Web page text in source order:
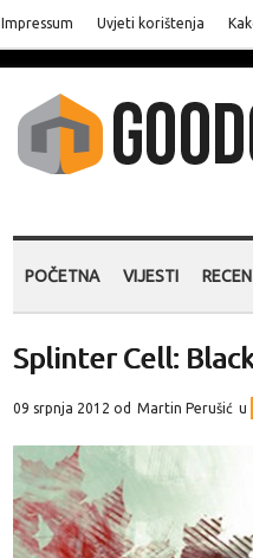
Impressum Uvjeti korištenja
POČETNA VIJESTI
Splinter Cell:
09 srpnja 2012 od Martin Perušić u